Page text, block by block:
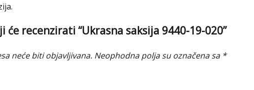
će recenzirati “Ukrasna saksija 9440-19-020”
neće biti objavljivana. Neophodna polja su označena sa *